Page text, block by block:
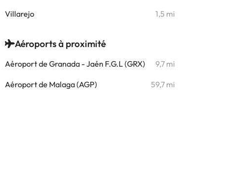
Villarejo 1,5 mi
Aéroports à proximité
Aéroport de Granada - Jaén F.G.L (GRX) 9,7 mi
Aéroport de Malaga (AGP) 59,7 mi